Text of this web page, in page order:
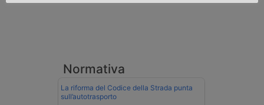
Normativa
La riforma del Codice della Strada punta
sull’autotrasporto